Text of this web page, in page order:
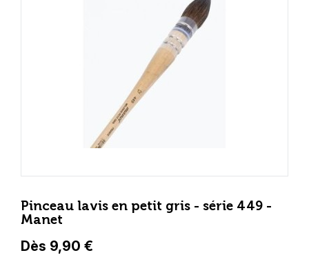
Pinceau lavis en petit gris - série 449 -
Manet
Dès 9,90 €